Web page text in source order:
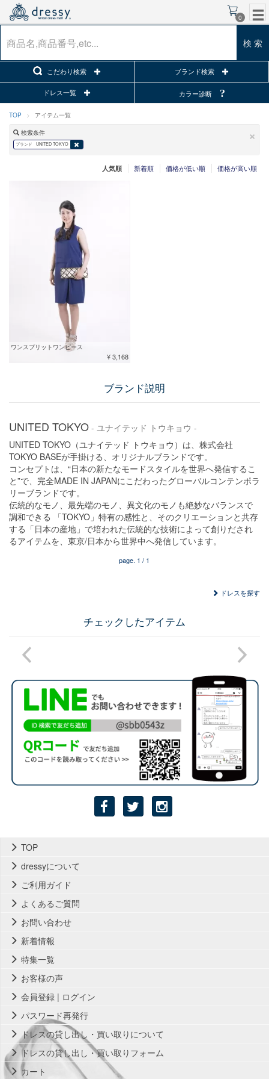
0
検 索
こだわり検索 ブランド検索
ドレス一覧 カラー診断
TOP アイテム一覧
×
検索条件
ブランド UNITED TOKYO
人気順 新着順 価格が低い順 価格が高い順
ワンスプリットワンピース
¥ 3,168
ブランド説明
UNITED TOKYO - ユナイテッド トウキョウ -
UNITED TOKYO（ユナイテッド トウキョウ）は、株式会社
TOKYO BASEが手掛ける、オリジナルブランドです。
コンセプトは、“日本の新たなモードスタイルを世界へ発信するこ
と”で、完全MADE IN JAPANにこだわったグローバルコンテンポラ
リーブランドです。
伝統的なモノ、最先端のモノ、異文化のモノも絶妙なバランスで
調和できる 「TOKYO」特有の感性と、そのクリエーションと共存
する「日本の産地」で培われた伝統的な技術によって創りだされ
るアイテムを、東京/日本から世界中へ発信しています。
page. 1 / 1
ドレスを探す
チェックしたアイテム
TOP
dressyについて
ご利用ガイド
よくあるご質問
お問い合わせ
新着情報
特集一覧
お客様の声
会員登録 | ログイン
パスワード再発行
ドレスの貸し出し・買い取りについて
ドレスの貸し出し・買い取りフォーム
カート